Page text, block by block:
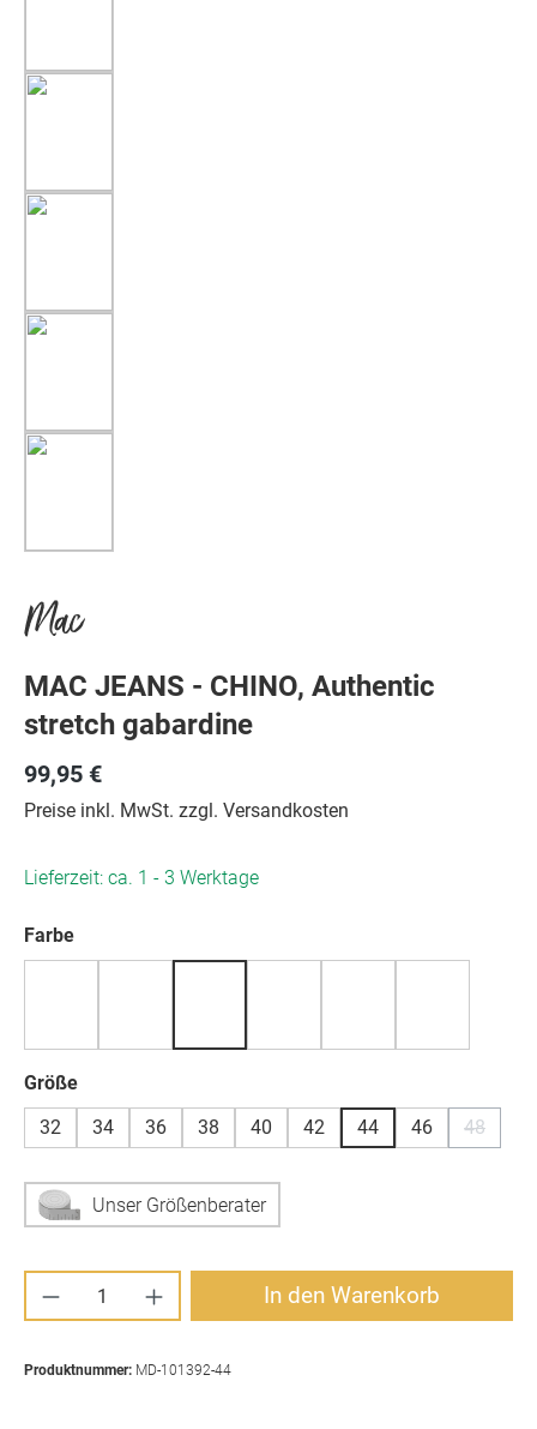
Mac
MAC JEANS - CHINO, Authentic
stretch gabardine
99,95 €
Preise inkl. MwSt. zzgl. Versandkosten
Lieferzeit: ca. 1 - 3 Werktage
Farbeauswählen
Größeauswählen
32
34 36 38 40 42 44 46 48
Unser Größenberater
Produkt Anzahl: Gib den gewünschten
In den Warenkorb
Produktnummer: MD-101392-44